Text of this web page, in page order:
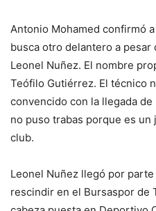
Antonio Mohamed confirmó
busca otro delantero a pesar
Leonel Nuñez. El nombre
Teófilo Gutiérrez. El técnico
convencido con la llegada
no puso trabas porque es
club.
Leonel Nuñez llegó por
rescindir en el Bursaspor de